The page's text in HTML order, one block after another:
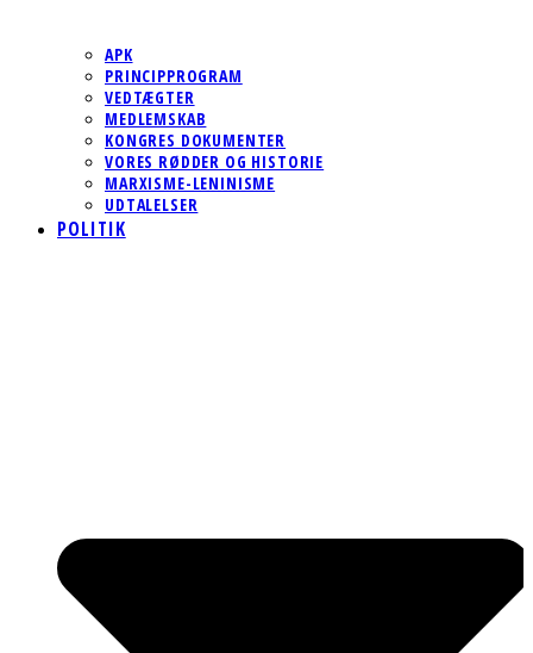
APK
PRINCIPPROGRAM
VEDTÆGTER
MEDLEMSKAB
KONGRES DOKUMENTER
VORES RØDDER OG HISTORIE
MARXISME-LENINISME
UDTALELSER
POLITIK